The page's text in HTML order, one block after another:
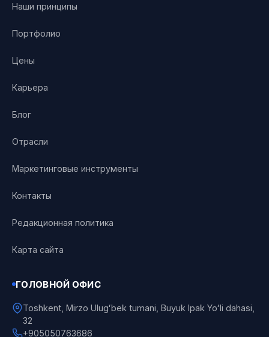
Наши принципы
Портфолио
Цены
Карьера
Блог
Отрасли
Маркетинговые инструменты
Контакты
Редакционная политика
Карта сайта
ГОЛОВНОЙ ОФИС
Toshkent, Mirzo Ulugʻbek tumani, Buyuk Ipak Yoʻli dahasi,
32
+905050763686